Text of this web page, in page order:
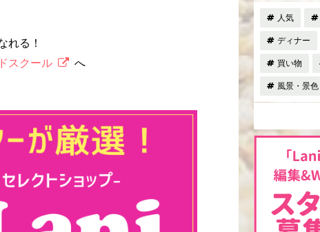
れる！
スクール へ
人気
ディナー
買い物
風景・景色